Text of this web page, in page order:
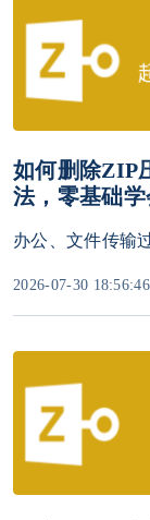
如何删除ZIP
法，零基础学
2026-07-30 18:56:46